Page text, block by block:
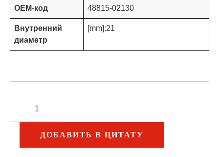
OEM-код 48815-02130
Внутренний
диаметр
[mm]:21
ДОБАВИТЬ В ЦИТАТУ